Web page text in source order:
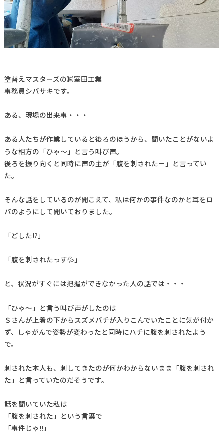
塗替えマスターズの㈱室田工業
事務員シバサキです。
ある、現場の出来事・・・
ある人たちが作業していると後ろのほうから、聞いたことがないよ
うな相方の「ひゃ～」と言う叫び声。
後ろを振り向くと同時に声の主が「腹を刺されたー」と言ってい
た。
そんな話をしているのが聞こえて、私は何かの事件なのかと耳をロ
バのようにして聞いておりました。
「どした!?」
「腹を刺されたっす💦」
と、状況がすぐには把握ができなかった人の話では・・・
「ひゃ～」と言う叫び声がしたのは
Ｓさんが上着の下からスズメバチが入りこんでいたことに気が付か
ず、しゃがんで姿勢が変わったと同時にハチに腹を刺されたよう
で。
刺された本人も、刺してきたのが何かわからないまま「腹を刺され
た」と言っていたのだそうです。
話を聞いていた私は
「腹を刺された」という言葉で
「事件じゃ!!」